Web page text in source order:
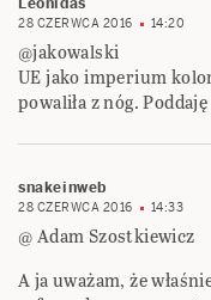
Leonidas
28 CZERWCA 2016 14:20
@jakowalski
UE jako imperium
powaliła z nóg.
snakeinweb
28 CZERWCA 2016 14:33
@ Adam Szostkiewicz
A ja uważam, że